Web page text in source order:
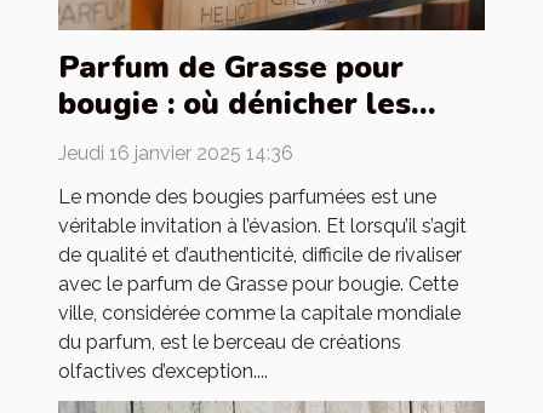
Parfum de Grasse pour
bougie : où dénicher les
meilleurs ?
Jeudi 16 janvier 2025 14:36
Le monde des bougies parfumées est une
véritable invitation à l’évasion. Et lorsqu’il s’agit
de qualité et d’authenticité, difficile de rivaliser
avec le parfum de Grasse pour bougie. Cette
ville, considérée comme la capitale mondiale
du parfum, est le berceau de créations
olfactives d’exception....